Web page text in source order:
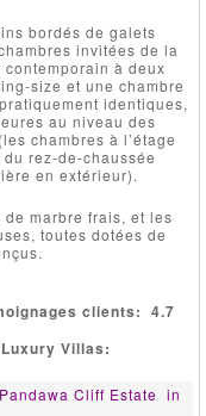
bordés de galets
invitées de la
à deux
size et une chambre
identiques,
au niveau des
chambres à l’étage
rez-de-chaussée
en extérieur).
marbre frais, et les
toutes dotées de
clients: 4.7
Villas:
Cliff Estate in